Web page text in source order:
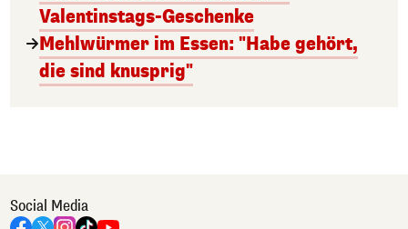
Valentinstags-Geschenke
Mehlwürmer im Essen: "Habe gehört,
die sind knusprig"
Social Media